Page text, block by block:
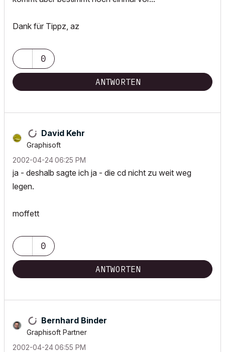
Dank für Tippz, az
0
ANTWORTEN
David Kehr
Graphisoft
‎2002-04-2406:25 PM
ja - deshalb sagte ich ja - die cd nicht zu weit weg
legen.
moffett
0
ANTWORTEN
Bernhard Binder
Graphisoft Partner
‎2002-04-2406:55 PM